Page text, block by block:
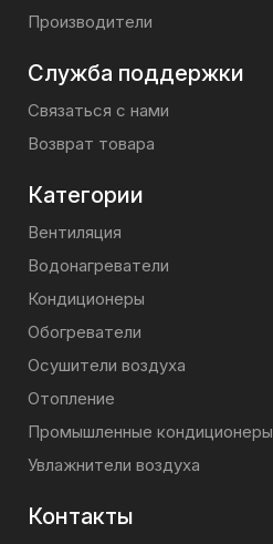
Производители
Служба поддержки
Связаться с нами
Возврат товара
Категории
Вентиляция
Водонагреватели
Кондиционеры
Обогреватели
Осушители воздуха
Отопление
Промышленные кондиционеры
Увлажнители воздуха
Контакты